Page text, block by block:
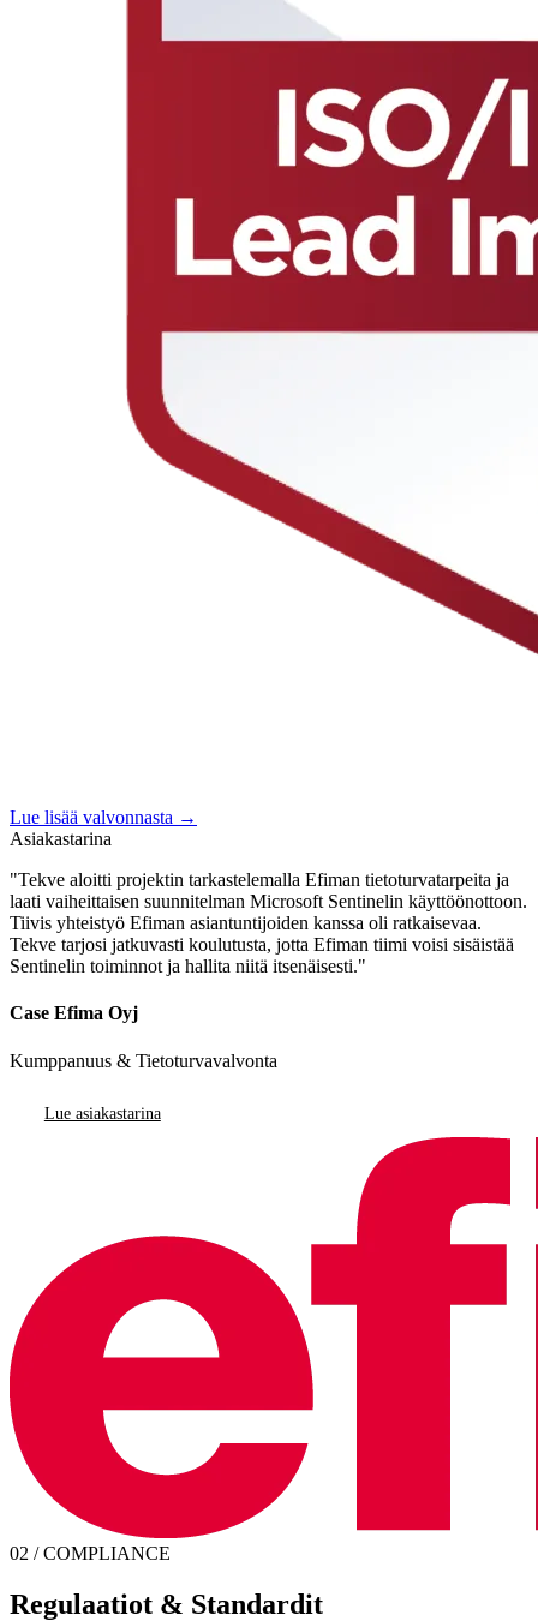
Lue lisää valvonnasta →
Asiakastarina
"Tekve aloitti projektin tarkastelemalla Efiman tietoturvatarpeita ja
laati vaiheittaisen suunnitelman Microsoft Sentinelin käyttöönottoon.
Tiivis yhteistyö Efiman asiantuntijoiden kanssa oli ratkaisevaa.
Tekve tarjosi jatkuvasti koulutusta, jotta Efiman tiimi voisi sisäistää
Sentinelin toiminnot ja hallita niitä itsenäisesti."
Case Efima Oyj
Kumppanuus & Tietoturvavalvonta
Lue asiakastarina
02 / COMPLIANCE
Regulaatiot & Standardit